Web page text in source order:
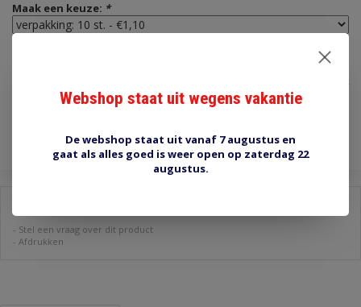
Maak een keuze: *
€1,10
Toevoegen aan winkelwagen
- Stel een vraag over dit product
- Afdrukken
Webshop staat uit wegens vakantie
De webshop staat uit vanaf 7 augustus en
gaat als alles goed is weer open op zaterdag 22
augustus.